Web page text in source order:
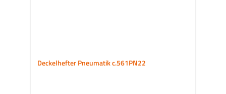
Deckelhefter Pneumatik c.561PN22